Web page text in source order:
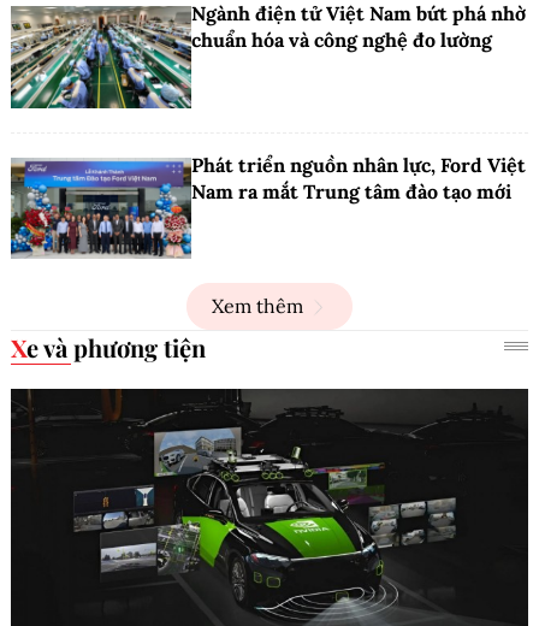
Ngành điện tử Việt Nam bứt phá nhờ
chuẩn hóa và công nghệ đo lường
Phát triển nguồn nhân lực, Ford Việt
Nam ra mắt Trung tâm đào tạo mới
Xem thêm
Xe và phương tiện